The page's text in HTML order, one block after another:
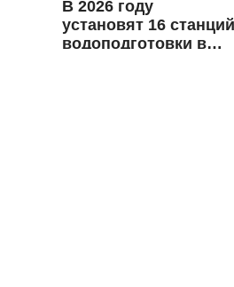
В 2026 году
установят 16 станций
водоподготовки в